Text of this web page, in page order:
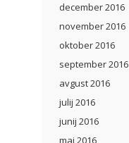
december 2016
november 2016
oktober 2016
september 2016
avgust 2016
julij 2016
junij 2016
maj 2016